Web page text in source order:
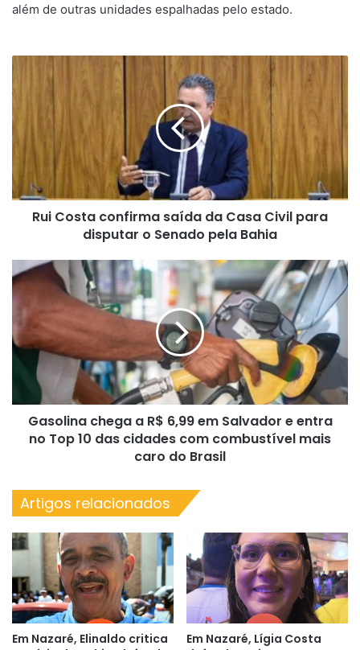
além de outras unidades espalhadas pelo estado.
confirma
para
disputar
Bahia
Rui Costa confirma saída da Casa Civil para
disputar o Senado pela Bahia
Gasolina
chega
a
6,99
em
Salvador
entra
com
combustível
mais
caro
Brasil
Gasolina chega a R$ 6,99 em Salvador e entra
no Top 10 das cidades com combustível mais
caro do Brasil
Artigos relacionados
Em Nazaré, Elinaldo critica
Em Nazaré, Lígia Costa